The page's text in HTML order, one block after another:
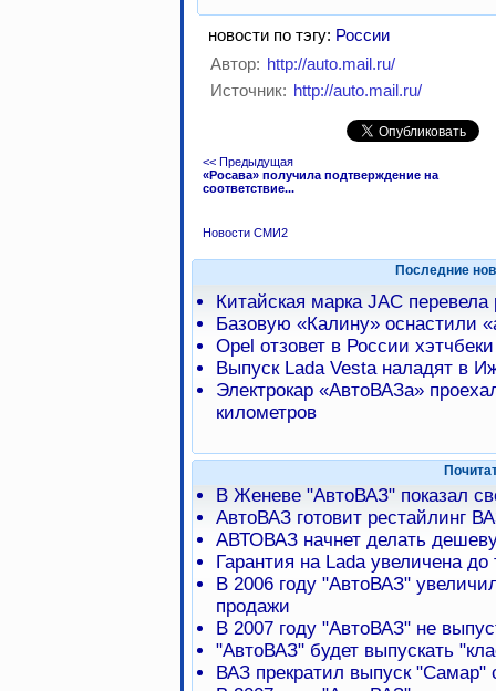
новости по тэгу: России
Автор: http://auto.mail.ru/
Источник: http://auto.mail.ru/
<< Предыдущая
«Росава» получила подтверждение на
соответствие...
Новости СМИ2
Последние
Китайская марка JAC
Базовую «Калину» оснастили
Opel отзовет в России
Выпуск Lada Vesta наладят в
Электрокар «АвтоВАЗа»
километров
В Женеве "АвтоВАЗ" показал
АвтоВАЗ готовит рестайлинг
АВТОВАЗ начнет делать
Гарантия на Lada увеличена до
В 2006 году "АвтоВАЗ"
продажи
В 2007 году "АвтоВАЗ" не
"АвтоВАЗ" будет выпускать
ВАЗ прекратил выпуск "Самар"